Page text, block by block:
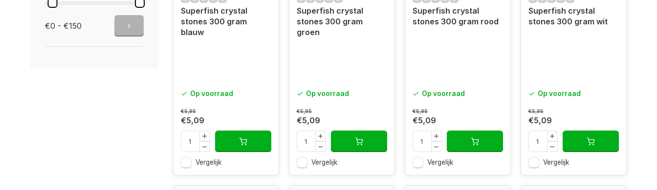
€0 - €150
Superfish crystal
stones 300 gram
blauw
Op voorraad
€5,95
€5,09
Vergelijk
Superfish crystal
stones 300 gram
groen
Op voorraad
€5,95
€5,09
Vergelijk
Superfish crystal
stones 300 gram rood
Op voorraad
€5,95
€5,09
Vergelijk
Superfish crystal
stones 300 gram wit
Op voorraad
€5,95
€5,09
Vergelijk